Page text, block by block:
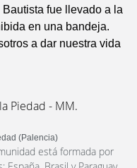
fue llevado a la
en una bandeja.
a dar nuestra vida
Piedad - MM.
(Palencia)
está formada por